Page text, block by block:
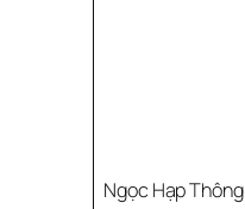
Ngọc Hạp Thông